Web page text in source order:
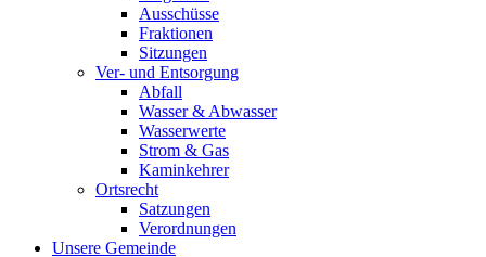
Ausschüsse
Fraktionen
Sitzungen
Ver- und Entsorgung
Abfall
Wasser & Abwasser
Wasserwerte
Strom & Gas
Kaminkehrer
Ortsrecht
Satzungen
Verordnungen
Unsere Gemeinde